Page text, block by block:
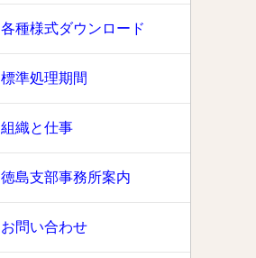
各種様式ダウンロード
標準処理期間
組織と仕事
徳島支部事務所案内
お問い合わせ